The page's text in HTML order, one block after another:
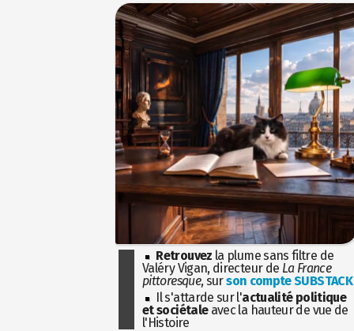
Retrouvez la plume sans filtre de
Valéry Vigan, directeur de La France
pittoresque, surson compte SUBSTACK
Il s'attarde sur l'actualité politique
et sociétaleavec la hauteur de vue de
l'Histoire